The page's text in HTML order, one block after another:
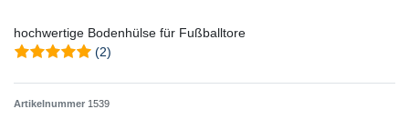
hochwertige Bodenhülse für Fußballtore
(2)
Artikelnummer 1539